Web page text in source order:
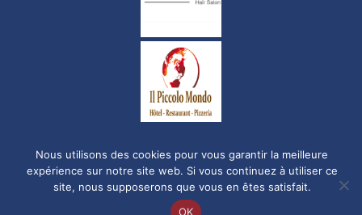
Politique de confidentialité
© Copyright 2023-2026 FC Luxembourg City. Tous droits réservés.
Nous utilisons des cookies pour vous garantir la meilleure
expérience sur notre site web. Si vous continuez à utiliser ce
site, nous supposerons que vous en êtes satisfait.
OK